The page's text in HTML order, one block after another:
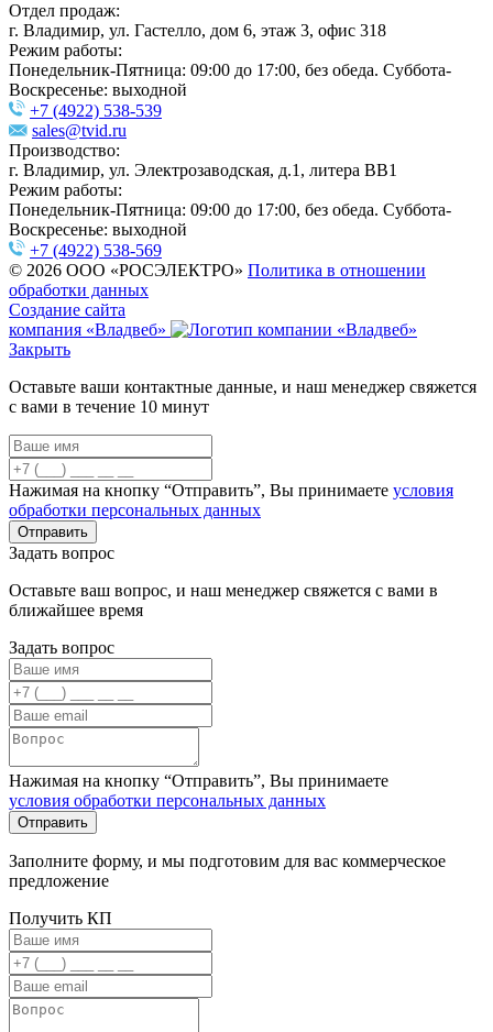
Отдел продаж:
г. Владимир, ул. Гастелло, дом 6, этаж 3, офис 318
Режим работы:
Понедельник-Пятница: 09:00 до 17:00, без обеда. Суббота-
Воскресенье: выходной
+7 (4922) 538-539
sales@tvid.ru
Производство:
г. Владимир, ул. Электрозаводская, д.1, литера ВВ1
Режим работы:
Понедельник-Пятница: 09:00 до 17:00, без обеда. Суббота-
Воскресенье: выходной
+7 (4922) 538-569
© 2026 ООО «РОСЭЛЕКТРО» Политика в отношении
обработки данных
Создание сайта
компания «Владвеб»
Закрыть
Оставьте ваши контактные данные, и наш менеджер свяжется
с вами в течение 10 минут
Нажимая на кнопку “Отправить”, Вы принимаете условия
обработки персональных данных
Задать вопрос
Оставьте ваш вопрос, и наш менеджер свяжется с вами в
ближайшее время
Задать вопрос
Нажимая на кнопку “Отправить”, Вы принимаете
условия обработки персональных данных
Заполните форму, и мы подготовим для вас коммерческое
предложение
Получить КП